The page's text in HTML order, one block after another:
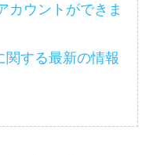
カウントができま
関する最新の情報